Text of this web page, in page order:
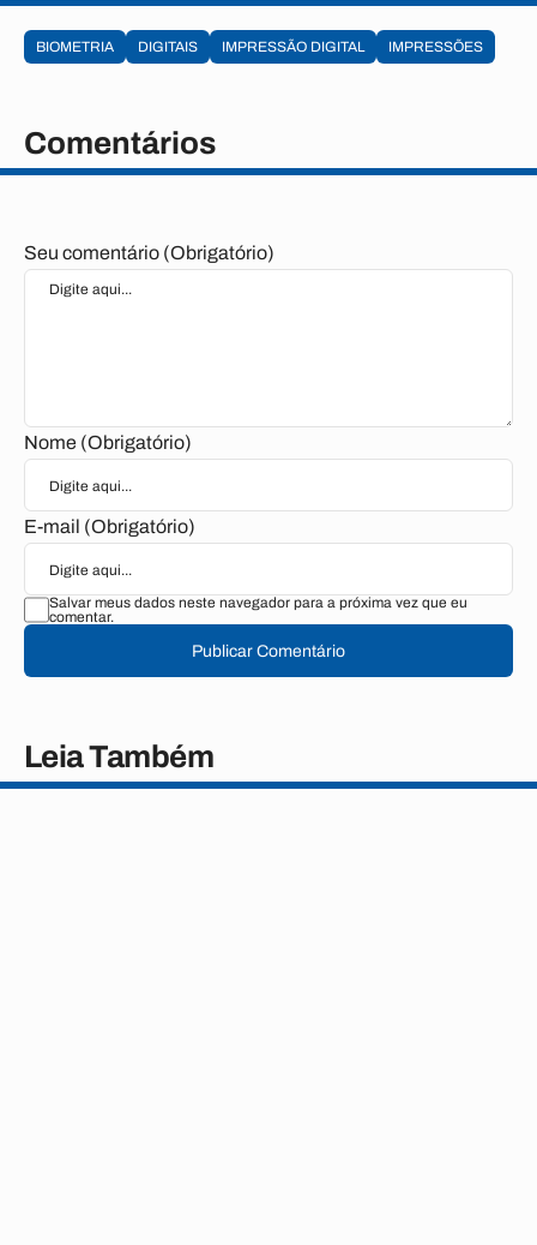
BIOMETRIA DIGITAIS IMPRESSÃO DIGITAL IMPRESSÕES
Comentários
Seu comentário (Obrigatório)
Nome (Obrigatório)
E-mail (Obrigatório)
Salvar meus dados neste navegador para a próxima vez que eu
comentar.
Publicar Comentário
Leia Também